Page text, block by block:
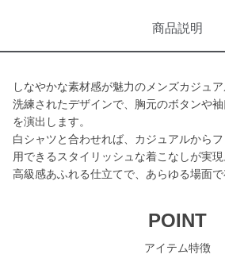
商品説明
しなやかな素材感が魅力のメンズカジュア
洗練されたデザインで、胸元のボタンや
を演出します。
白シャツと合わせれば、カジュアルから
用できるスタイリッシュな着こなしが実現
高級感あふれる仕立てで、あらゆる場面で
POINT
アイテム特徴